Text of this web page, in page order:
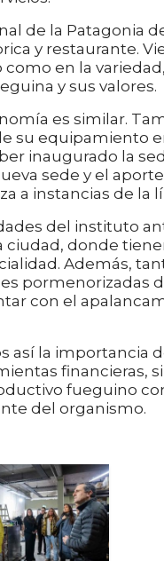
de la Patagonia
y restaurante.
en la
y sus valores.
es similar.
su equipamiento
inaugurado la
sede y el
a instancias de la
del instituto
donde
Además,
pormenorizadas
con el
así la importancia
financieras,
fueguino
del organismo.